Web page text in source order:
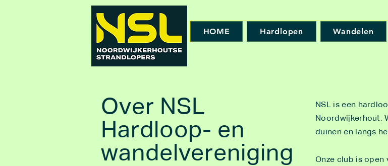
HOME Hardlopen Wandelen
Over NSL
Hardloop- en
wandelvereniging
NSL is een
Noordwijkerhout,
duinen en langs
Onze club is open